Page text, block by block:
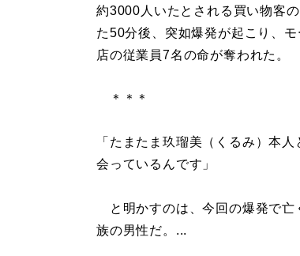
約3000人いたとされる買い物客
た50分後、突如爆発が起こり、
店の従業員7名の命が奪われた。
＊＊＊
「たまたま玖瑠美（くるみ）本
会っているんです」
と明かすのは、今回の爆発で亡
族の男性だ。...